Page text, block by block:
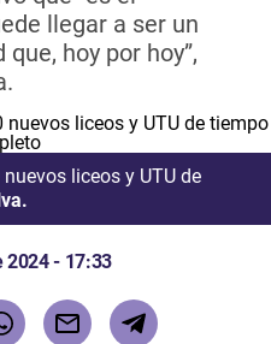
llegar a ser un
hoy por hoy”,
liceos y UTU de
2024 - 17:33